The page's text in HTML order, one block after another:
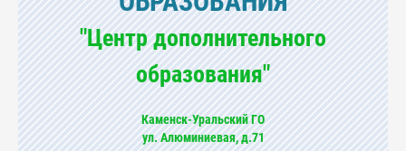
"Центр дополнительного
образования"
Каменск-Уральский ГО
ул. Алюминиевая, д.71